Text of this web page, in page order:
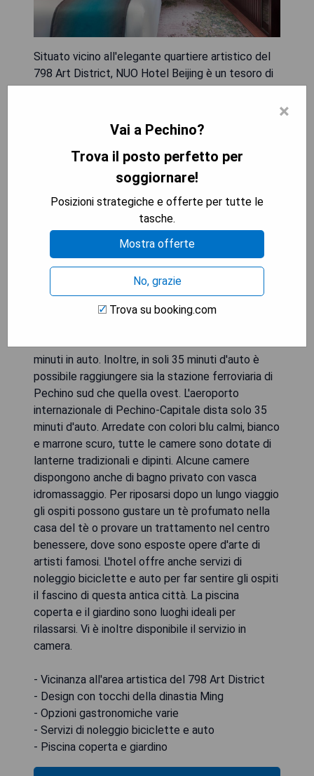
Situato vicino all'elegante quartiere artistico del
798 Art District, NUO Hotel Beijing è un tesoro di
(Linea 14). L'hotel dispone di un centro benessere,
mentre gli ospiti possono gustare un pasto
presso il ristorante. Le camere e le suite,
combinano tecnologia, arte e impegno per
l'efficienza ecologica. Le sei opzioni
gastronomiche di NUO Hotel Beijing
soddisferanno diverse esigenze, tra cui il
ristorante N' Joy aperto tutto il giorno e il
ristorante cinese Jia. NUO Hotel Beijing è vicino
alla zona artistica 798 di Pechino e al distretto
minuti in auto. Inoltre, in soli 35 minuti d'auto è
possibile raggiungere sia la stazione ferroviaria di
Pechino sud che quella ovest. L'aeroporto
internazionale di Pechino-Capitale dista solo 35
minuti d'auto. Arredate con colori blu calmi, bianco
e marrone scuro, tutte le camere sono dotate di
lanterne tradizionali e dipinti. Alcune camere
dispongono anche di bagno privato con vasca
idromassaggio. Per riposarsi dopo un lungo viaggio
gli ospiti possono gustare un tè profumato nella
casa del tè o provare un trattamento nel centro
benessere, dove sono esposte opere d'arte di
artisti famosi. L'hotel offre anche servizi di
noleggio biciclette e auto per far sentire gli ospiti
il fascino di questa antica città. La piscina
coperta e il giardino sono luoghi ideali per
rilassarsi. Vi è inoltre disponibile il servizio in
camera.
- Vicinanza all'area artistica del 798 Art District
- Design con tocchi della dinastia Ming
- Opzioni gastronomiche varie
- Servizi di noleggio biciclette e auto
- Piscina coperta e giardino
×
Vai a Pechino?
Trova il posto perfetto per
soggiornare!
Posizioni strategiche e offerte per tutte le
tasche.
Mostra offerte
No, grazie
Trova su booking.com